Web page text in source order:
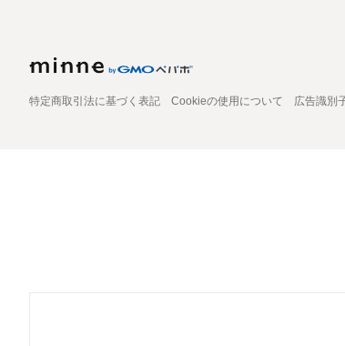
特定商取引法に基づく表記 Cookieの使用について 広告識別